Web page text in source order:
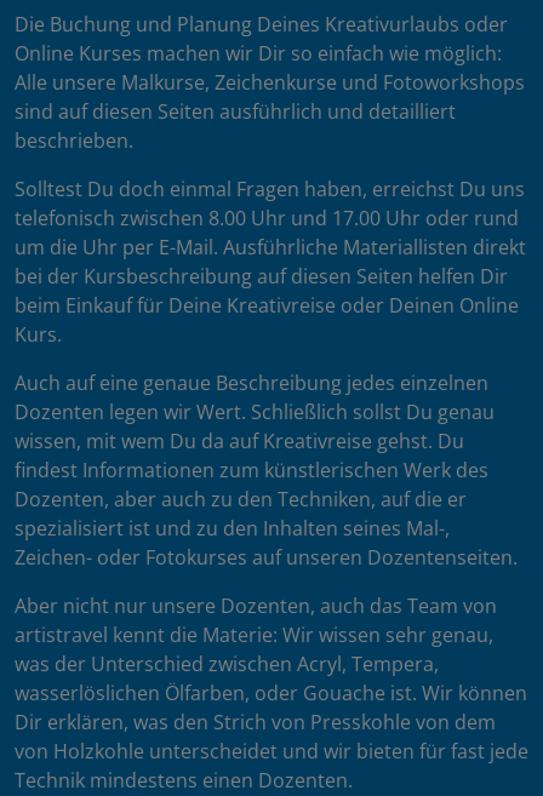
Die Buchung und Planung Deines Kreativurlaubs oder
Online Kurses machen wir Dir so einfach wie möglich:
Alle unsere Malkurse, Zeichenkurse und Fotoworkshops
sind auf diesen Seiten ausführlich und detailliert
beschrieben.
Solltest Du doch einmal Fragen haben, erreichst Du uns
telefonisch zwischen 8.00 Uhr und 17.00 Uhr oder rund
um die Uhr per E-Mail. Ausführliche Materiallisten direkt
bei der Kursbeschreibung auf diesen Seiten helfen Dir
beim Einkauf für Deine Kreativreise oder Deinen Online
Kurs.
Auch auf eine genaue Beschreibung jedes einzelnen
Dozenten legen wir Wert. Schließlich sollst Du genau
wissen, mit wem Du da auf Kreativreise gehst. Du
findest Informationen zum künstlerischen Werk des
Dozenten, aber auch zu den Techniken, auf die er
spezialisiert ist und zu den Inhalten seines Mal-,
Zeichen- oder Fotokurses auf unseren Dozentenseiten.
Aber nicht nur unsere Dozenten, auch das Team von
artistravel kennt die Materie: Wir wissen sehr genau,
was der Unterschied zwischen Acryl, Tempera,
wasserlöslichen Ölfarben, oder Gouache ist. Wir können
Dir erklären, was den Strich von Presskohle von dem
von Holzkohle unterscheidet und wir bieten für fast jede
Technik mindestens einen Dozenten.